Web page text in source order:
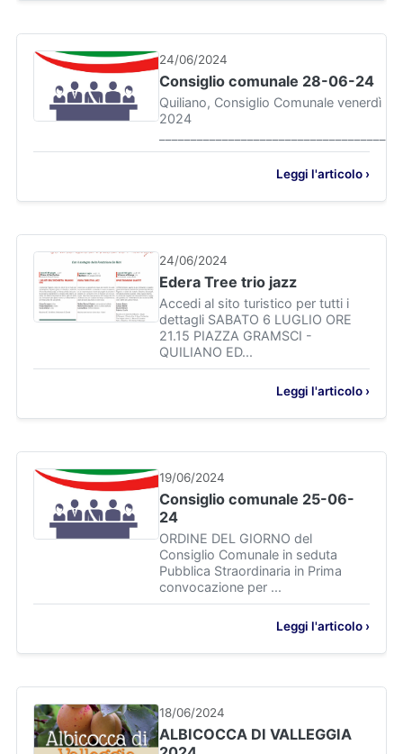
24/06/2024
Consiglio comunale 28-06-24
Quiliano, Consiglio Comunale venerdì
2024
Leggi l'articolo ›
24/06/2024
Edera Tree trio jazz
Accedi al sito turistico per tutti i
dettagli SABATO 6 LUGLIO ORE
21.15 PIAZZA GRAMSCI -
QUILIANO ED...
Leggi l'articolo ›
19/06/2024
Consiglio comunale 25-06-
24
ORDINE DEL GIORNO del
Consiglio Comunale in seduta
Pubblica Straordinaria in Prima
convocazione per ...
Leggi l'articolo ›
18/06/2024
ALBICOCCA DI VALLEGGIA